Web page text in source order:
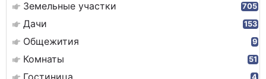
Земельные участки 705
Дачи 153
Общежития 9
Комнаты 51
Гостиница 4